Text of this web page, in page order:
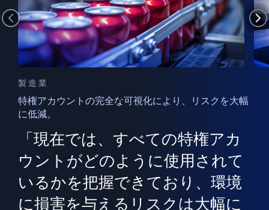
製造業
特権アカウントの完全な可視化により、リスクを大幅
に低減。
「現在では、すべての特権アカ
ウントがどのように使用されて
いるかを把握できており、環境
に損害を与えるリスクは大幅に